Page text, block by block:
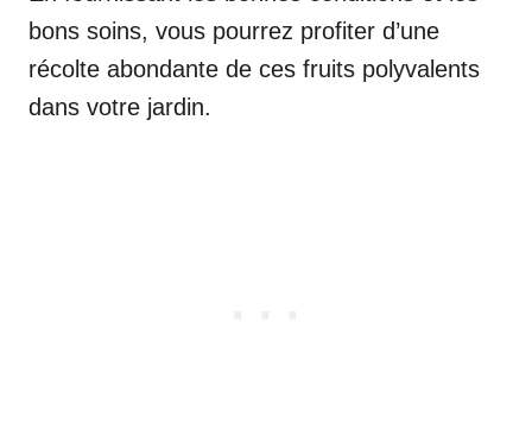
bons soins, vous pourrez profiter d’une
récolte abondante de ces fruits polyvalents
dans votre jardin.